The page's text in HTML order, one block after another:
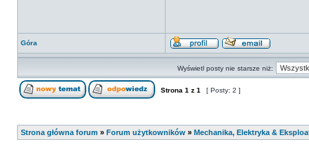
Góra
Wyświetl posty nie starsze niż:
Strona 1 z 1 [ Posty: 2 ]
Strona główna forum » Forum użytkowników » Mechanika, Elektryka &